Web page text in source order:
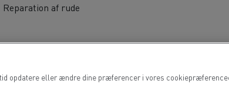
Reparation af rude
opdatere eller ændre dine præferencer i vores